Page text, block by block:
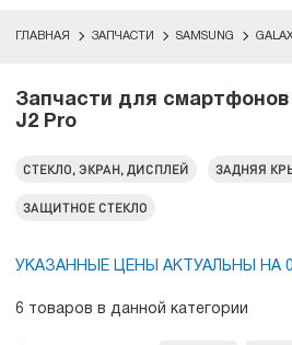
ГЛАВНАЯ ЗАПЧАСТИ SAMSUNG
Запчасти для смартфонов
J2 Pro
СТЕКЛО, ЭКРАН, ДИСПЛЕЙ ЗАДНЯЯ
ЗАЩИТНОЕ СТЕКЛО
УКАЗАННЫЕ ЦЕНЫ АКТУАЛЬНЫ НА
6 товаров в данной категории